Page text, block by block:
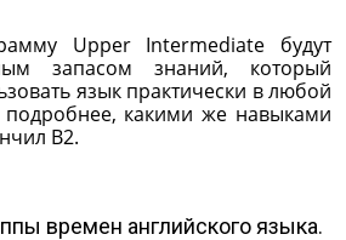
Upper Intermediate будут
запасом знаний, который
язык практически в любой
какими же навыками
В2.
времен английского языка.